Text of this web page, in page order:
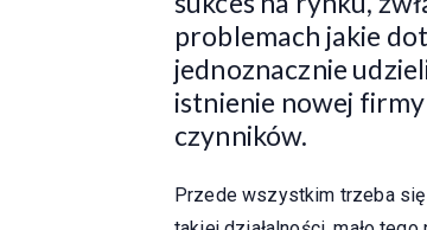
problemach jakie
jednoznacznie
istnienie nowej
czynników.
Przede wszystkim trzeba